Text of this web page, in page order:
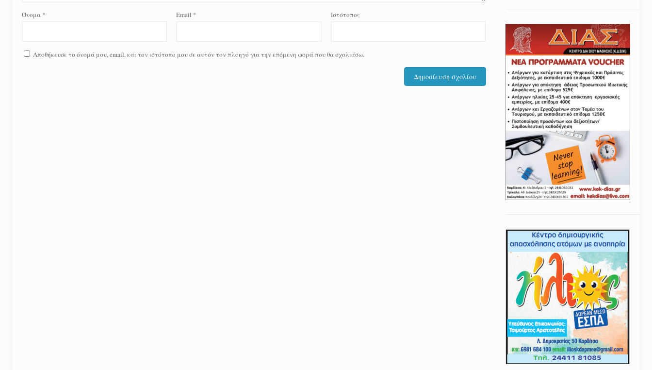
Όνομα * Email * Ιστότοπος
Αποθήκευσε το όνομά μου, email, και τον ιστότοπο μου σε αυτόν τον πλοηγό για την επόμενη φορά που θα σχολιάσω.